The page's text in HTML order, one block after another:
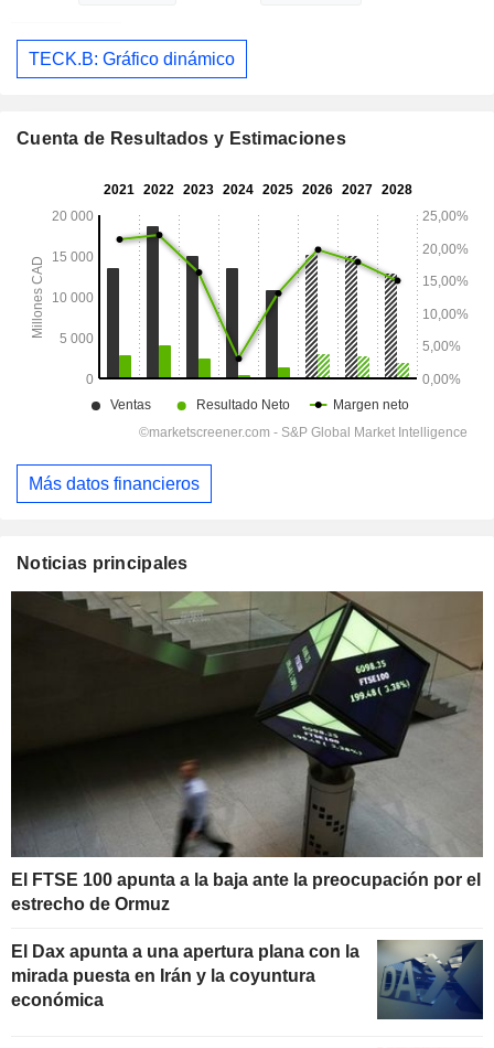
TECK.B: Gráfico dinámico
Cuenta de Resultados y Estimaciones
Más datos financieros
Noticias principales
El FTSE 100 apunta a la baja ante la preocupación por el
estrecho de Ormuz
El Dax apunta a una apertura plana con la
mirada puesta en Irán y la coyuntura
económica